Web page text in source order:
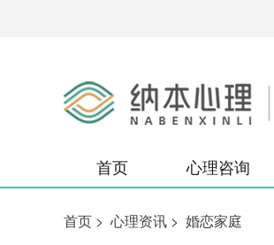
首页 心理咨询
首页 > 心理资讯 > 婚恋家庭